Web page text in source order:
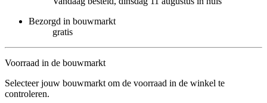
Bezorgd in bouwmarkt
gratis
Voorraad in de bouwmarkt
Selecteer jouw bouwmarkt om de voorraad in de winkel te
controleren.